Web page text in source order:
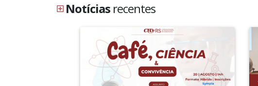
Notícias recentes